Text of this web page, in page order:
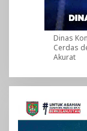
Dinas
Cerdas
Akurat
Pemutar
Video